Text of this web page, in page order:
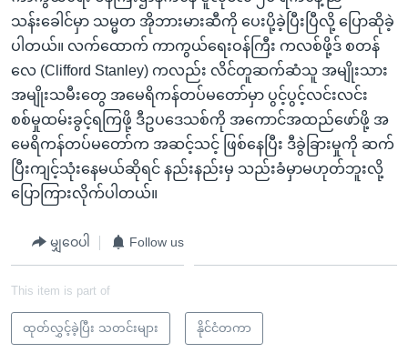
သန်းခေါင်မှာ သမ္မတ အိုဘားမားဆီကို ပေးပို့ခဲ့ပြီးပြီလို့ ပြောဆိုခဲ့
ပါတယ်။ လက်ထောက် ကာကွယ်ရေးဝန်ကြီး ကလစ်ဖို့ဒ် စတန်
လေ (Clifford Stanley) ကလည်း လိင်တူဆက်ဆံသူ အမျိုးသား
အမျိုးသမီးတွေ အမေရိကန်တပ်မတော်မှာ ပွင့်ပွင့်လင်းလင်း
စစ်မှုထမ်းခွင့်ရကြဖို့ ဒီဥပဒေသစ်ကို အကောင်အထည်ဖော်ဖို့ အ
မေရိကန်တပ်မတော်က အဆင့်သင့် ဖြစ်နေပြီး ဒီခွဲခြားမှုကို ဆက်
ပြီးကျင့်သုံးနေမယ်ဆိုရင် နည်းနည်းမှ သည်းခံမှာမဟုတ်ဘူးလို့
ပြောကြားလိုက်ပါတယ်။
မျှဝေပါ Follow us
This item is part of
ထုတ်လွှင့်ခဲ့ပြီး သတင်းများ နိုင်ငံတကာ